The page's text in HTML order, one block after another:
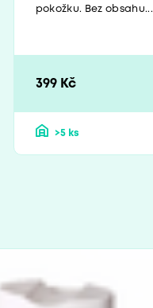
pokožku. Bez obsahu...
399 Kč
>5 ks